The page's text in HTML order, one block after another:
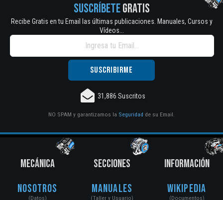
SUSCRÍBETEGRATIS
Recibe Gratis en tu Email las últimas publicaciones. Manuales, Cursos y
Vídeos...
31,886 Suscritos
NO SPAM y garantizamos la Seguridad de su Email.
MECÁNICA
Nosotros
(Datos)
SECCIONES
Manuales
(Taller y Usuario)
INFORMACIÓN
Wikipedia
(Documentos)